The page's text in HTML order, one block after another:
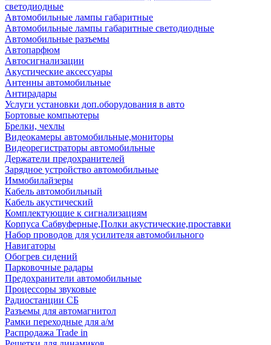
светодиодные
Автомобильные лампы габаритные
Автомобильные лампы габаритные светодиодные
Автомобильные разъемы
Автопарфюм
Автосигнализации
Акустические аксессуары
Антенны автомобильные
Антирадары
Услуги установки доп.оборудования в авто
Бортовые компьютеры
Брелки, чехлы
Видеокамеры автомобильные,мониторы
Видеорегистраторы автомобильные
Держатели предохранителей
Зарядное устройство автомобильные
Иммобилайзеры
Кабель автомобильный
Кабель акустический
Комплектующие к сигнализациям
Корпуса Сабвуферные,Полки акустические,проставки
Набор проводов для усилителя автомобильного
Навигаторы
Обогрев сидений
Парковочные радары
Предохранители автомобильные
Процессоры звуковые
Радиостанции СБ
Разъемы для автомагнитол
Рамки переходные для а/м
Распродажа Trade in